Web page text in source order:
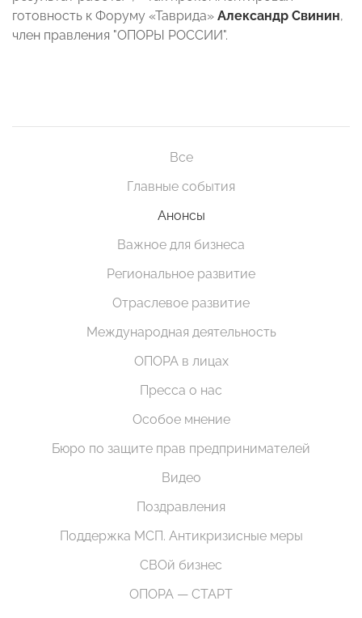
готовность к Форуму «Таврида» Александр Свинин,
член правления "ОПОРЫ РОССИИ".
Все
Главные события
Анонсы
Важное для бизнеса
Региональное развитие
Отраслевое развитие
Международная деятельность
ОПОРА в лицах
Пресса о нас
Особое мнение
Бюро по защите прав предпринимателей
Видео
Поздравления
Поддержка МСП. Антикризисные меры
СВОй бизнес
ОПОРА — СТАРТ